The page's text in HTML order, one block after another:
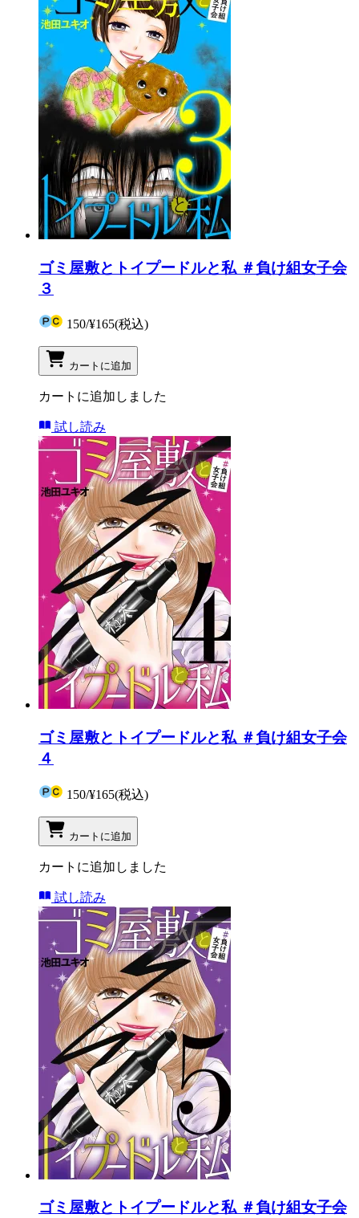
ゴミ屋敷とトイプードルと私 ＃負け組女子会
３
150/¥165(税込)
カートに追加
カートに追加しました
試し読み
ゴミ屋敷とトイプードルと私 ＃負け組女子会
４
150/¥165(税込)
カートに追加
カートに追加しました
試し読み
ゴミ屋敷とトイプードルと私 ＃負け組女子会